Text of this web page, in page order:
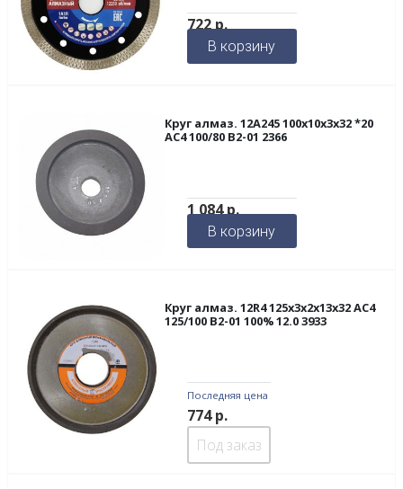
722р.
В корзину
Круг алмаз. 12А245 100х10х3х32 *20
АС4 100/80 В2-01 2366
1 084р.
В корзину
Круг алмаз. 12R4 125х3х2х13х32 АС4
125/100 В2-01 100% 12.0 3933
Последняя цена
774р.
Под заказ